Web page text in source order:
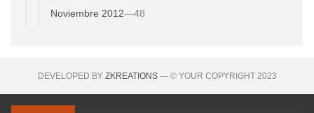
Noviembre 2012—48
DEVELOPED BY ZKREATIONS— © YOUR COPYRIGHT 2023